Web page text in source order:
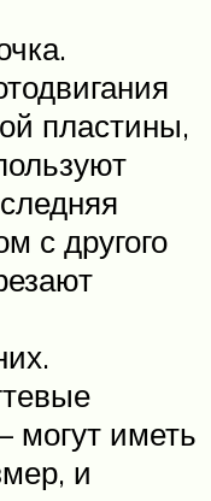
пластины,
с другого
могут иметь
и